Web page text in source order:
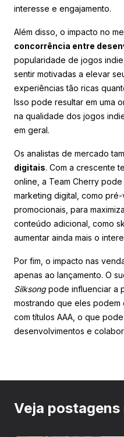
interesse e engajamento.
Além disso, o impacto no
concorrência entre
popularidade de jogos
sentir motivadas a elevar
experiências tão ricas
Isso pode resultar em uma
na qualidade dos jogos
em geral.
Os analistas de mercado
digitais. Com a crescente
online, a Team Cherry
marketing digital, como
promocionais, para
conteúdo adicional, como
aumentar ainda mais o
Por fim, o impacto nas
apenas ao lançamento. O
Silksongpode influenciar a
mostrando que eles
com títulos AAA, o que
desenvolvimentos e
Veja